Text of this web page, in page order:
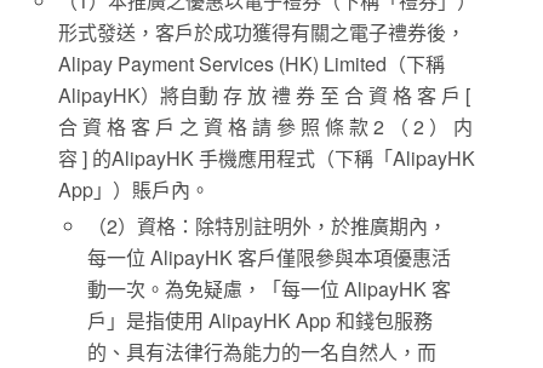
形式發送，客戶於成功獲得有關之電子禮券後，
Alipay Payment Services (HK) Limited（下稱
AlipayHK）將自動 存 放 禮 券 至 合 資 格 客 戶 [
合 資 格 客 戶 之 資 格 請 參 照 條 款 2 （ 2 ） 内
容 ] 的AlipayHK 手機應用程式（下稱「AlipayHK
App」）賬戶內。
（2）資格：除特別註明外，於推廣期內，
每一位 AlipayHK 客戶僅限參與本項優惠活
動一次。為免疑慮，「每一位 AlipayHK 客
戶」是指使用 AlipayHK App 和錢包服務
的、具有法律行為能力的一名自然人，而